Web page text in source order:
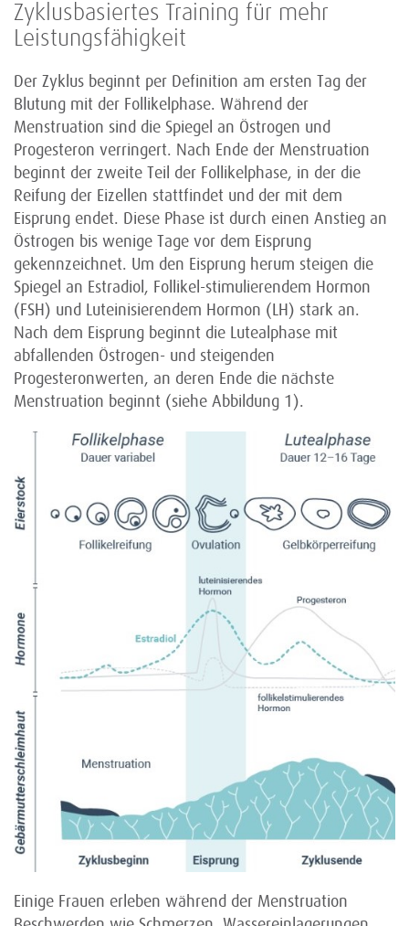
Zyklusbasiertes Training für mehr
Leistungsfähigkeit
Der Zyklus beginnt per Definition am ersten Tag der
Blutung mit der Follikelphase. Während der
Menstruation sind die Spiegel an Östrogen und
Progesteron verringert. Nach Ende der Menstruation
beginnt der zweite Teil der Follikelphase, in der die
Reifung der Eizellen stattfindet und der mit dem
Eisprung endet. Diese Phase ist durch einen Anstieg an
Östrogen bis wenige Tage vor dem Eisprung
gekennzeichnet. Um den Eisprung herum steigen die
Spiegel an Estradiol, Follikel-stimulierendem Hormon
(FSH) und Luteinisierendem Hormon (LH) stark an.
Nach dem Eisprung beginnt die Lutealphase mit
abfallenden Östrogen- und steigenden
Progesteronwerten, an deren Ende die nächste
Menstruation beginnt (siehe Abbildung 1).
Einige Frauen erleben während der Menstruation